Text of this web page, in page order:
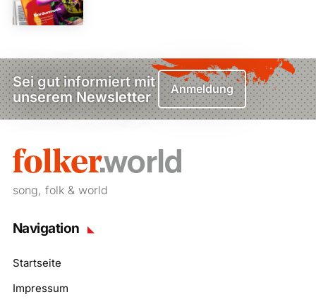
Sei gut informiert mit
unserem Newsletter
Anmeldung
song, folk & world
Navigation
Startseite
Impressum